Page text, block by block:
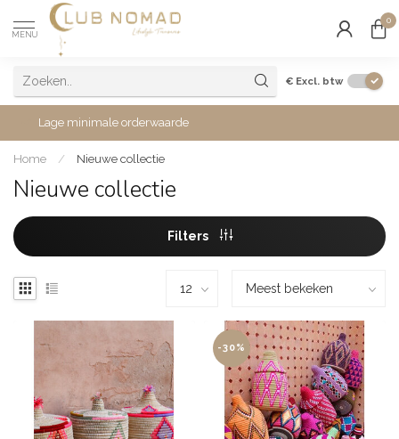
MENU
0
€ Excl. btw
Lage minimale orderwaarde
Home / Nieuwe collectie
Nieuwe collectie
Filters
-30%